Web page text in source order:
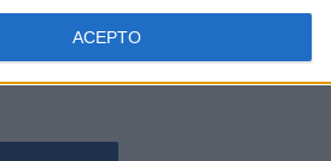
ACEPTO